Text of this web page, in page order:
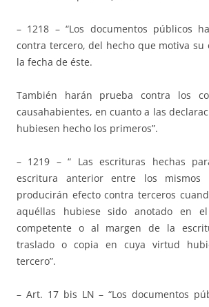
– 1218 – “Los documentos públicos
contra tercero, del hecho que motiva su
la fecha de éste.
También harán prueba contra los
causahabientes, en cuanto a las
hubiesen hecho los primeros”.
– 1219 – “ Las escrituras hechas
escritura anterior entre los mismos
producirán efecto contra terceros
aquéllas hubiese sido anotado en
competente o al margen de la
traslado o copia en cuya virtud
tercero”.
– Art. 17 bis LN – “Los documentos